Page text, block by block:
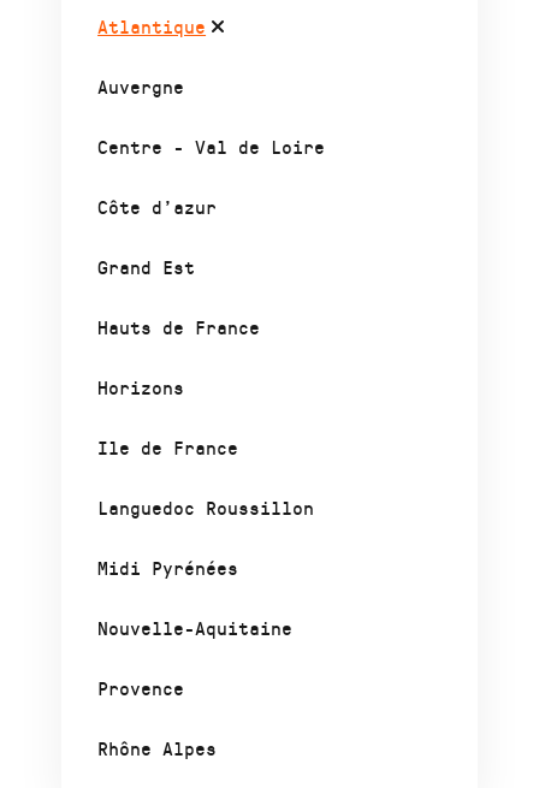
Atlantique
Auvergne
Centre - Val de Loire
Côte d’azur
Grand Est
Hauts de France
Horizons
Ile de France
Languedoc Roussillon
Midi Pyrénées
Nouvelle-Aquitaine
Provence
Rhône Alpes